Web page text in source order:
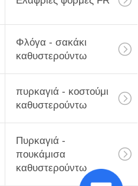
Φλόγα - σακάκι
καθυστερούντω
πυρκαγιά - κοστούμι
καθυστερούντω
Πυρκαγιά -
πουκάμισα
καθυστερούντω